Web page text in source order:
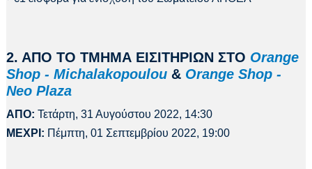
2. ΑΠΟ ΤΟ ΤΜΗΜΑ ΕΙΣΙΤΗΡΙΩΝ ΣΤΟ Orange
Shop - Michalakopoulou& Orange Shop -
Neo Plaza
ΑΠΟ: Τετάρτη, 31 Αυγούστου 2022, 14:30
ΜΕΧΡΙ: Πέμπτη, 01 Σεπτεμβρίου 2022, 19:00